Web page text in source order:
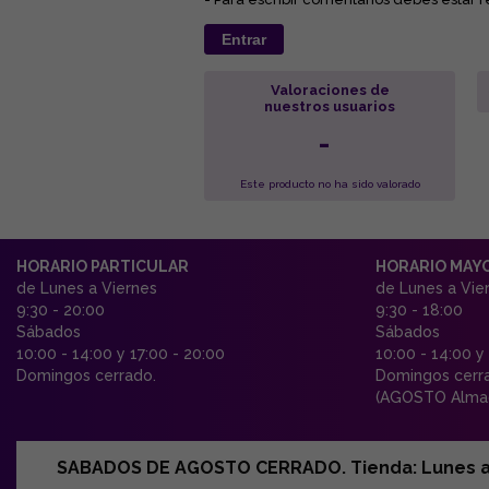
Entrar
Valoraciones de
nuestros usuarios
-
Este producto no ha sido valorado
HORARIO PARTICULAR
de Lunes a Viernes
9:30 - 20:00
Sábados
10:00 - 14:00 y 17:00 - 20:00
Domingos cerrado.
HORARIO
de Lunes a
9:30 - 18:00
Sábados
10:00 - 14:00 y
Domingos
(AGOSTO
SABADOS DE AGOSTO CERRADO. Tienda: